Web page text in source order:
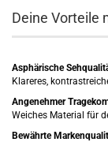
Deine Vorteile
Asphärische
Klareres,
Angenehmer
Weiches Material für
Bewährte